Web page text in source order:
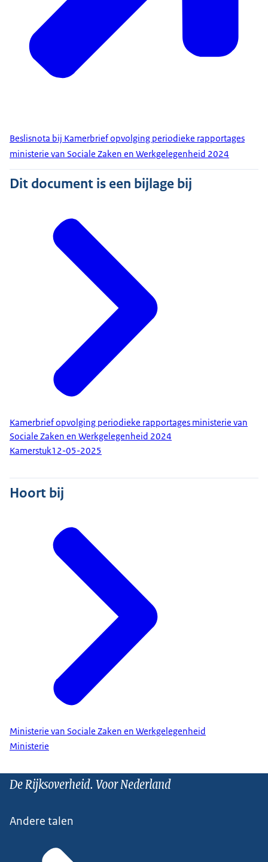
Beslisnota bij Kamerbrief opvolging periodieke rapportages
ministerie van Sociale Zaken en Werkgelegenheid 2024
Dit document is een bijlage bij
Kamerbrief opvolging periodieke rapportages ministerie van
Sociale Zaken en Werkgelegenheid 2024
Kamerstuk12-05-2025
Hoort bij
Ministerie van Sociale Zaken en Werkgelegenheid
Ministerie
De Rijksoverheid. Voor Nederland
Andere talen